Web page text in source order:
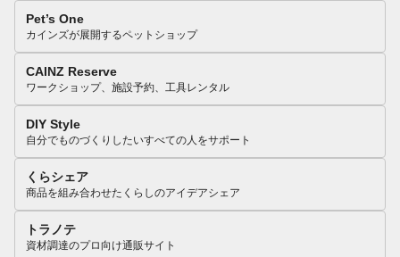
Pet’s One
カインズが展開するペットショップ
CAINZ Reserve
ワークショップ、施設予約、工具レンタル
DIY Style
自分でものづくりしたいすべての人をサポート
くらシェア
商品を組み合わせたくらしのアイデアシェア
トラノテ
資材調達のプロ向け通販サイト